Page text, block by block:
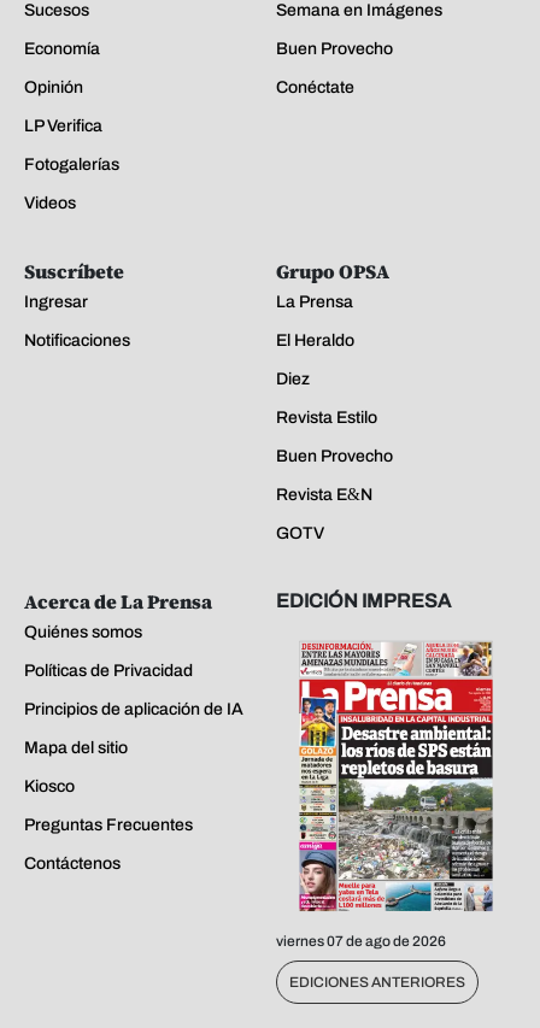
Sucesos
Economía
Opinión
LP Verifica
Fotogalerías
Videos
Semana en Imágenes
Buen Provecho
Conéctate
Suscríbete
Ingresar
Notificaciones
Grupo OPSA
La Prensa
El Heraldo
Diez
Revista Estilo
Buen Provecho
Revista E&N
GOTV
Acerca de La Prensa
Quiénes somos
Políticas de Privacidad
Principios de aplicación de IA
Mapa del sitio
Kiosco
Preguntas Frecuentes
Contáctenos
EDICIÓN IMPRESA
viernes 07 de ago de 2026
EDICIONES ANTERIORES